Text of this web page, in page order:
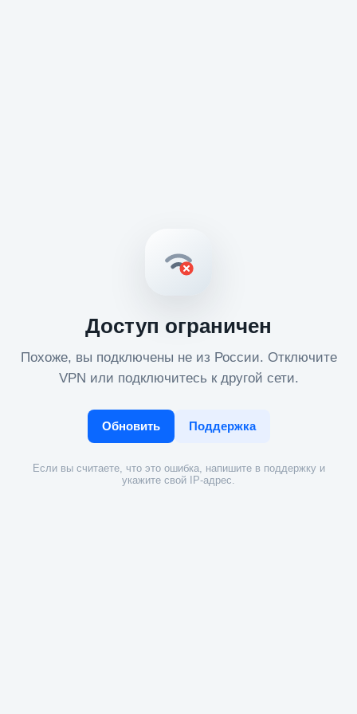
Доступ ограничен
Похоже, вы подключены не из России. Отключите
VPN или подключитесь к другой сети.
Обновить Поддержка
Если вы считаете, что это ошибка, напишите в поддержку и
укажите свой IP-адрес.